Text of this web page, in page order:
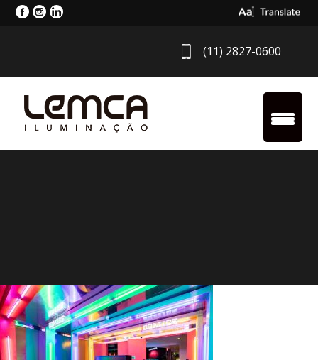
Select
(11) 2827-0600